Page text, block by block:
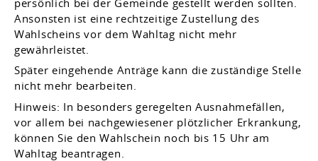
Ansonsten ist eine rechtzeitige Zustellung des
Wahlscheins vor dem Wahltag nicht mehr
gewährleistet.
Später eingehende Anträge kann die zuständige Stelle
nicht mehr bearbeiten.
Hinweis: In besonders geregelten Ausnahmefällen,
vor allem bei nachgewiesener plötzlicher Erkrankung,
können Sie den Wahlschein noch bis 15 Uhr am
Wahltag beantragen.